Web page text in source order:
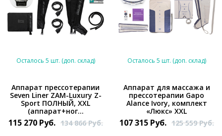
*}
Осталось 5 шт. (доп. склад)
Аппарат прессотерапии
Seven Liner ZAM-Luxury Z-
Sport ПОЛНЫЙ, XXL
(аппарат+ног...
115 270 Руб. 134 866Руб.
*}
Осталось 5 шт. (доп. склад)
Аппарат для массажа и
прессотерапии Gapo
Alance Ivory, комплект
«Люкс» XXL
107 315 Руб. 125 559Руб.